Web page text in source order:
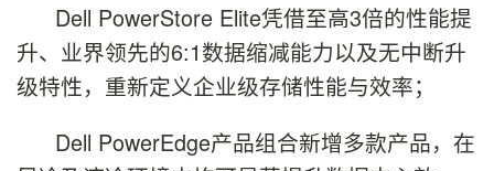
Dell PowerStore Elite凭借至高3倍的性能提
升、业界领先的6:1数据缩减能力以及无中断升
级特性，重新定义企业级存储性能与效率；
Dell PowerEdge产品组合新增多款产品，在